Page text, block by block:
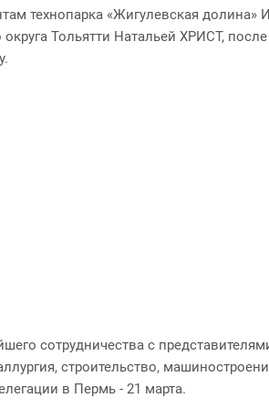
технопарка «Жигулевская
Тольятти Натальей ХРИСТ, после
сотрудничества с
строительство,
в Пермь - 21 марта.